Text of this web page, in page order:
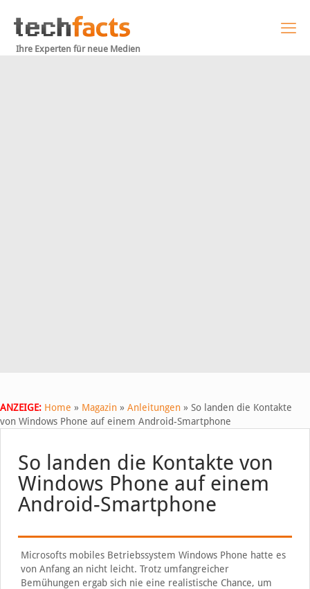
Ihre Experten für neue Medien
ANZEIGE: Home » Magazin » Anleitungen » So landen die Kontakte
von Windows Phone auf einem Android-Smartphone
So landen die Kontakte von
Windows Phone auf einem
Android-Smartphone
Microsofts mobiles Betriebssystem Windows Phone hatte es
von Anfang an nicht leicht. Trotz umfangreicher
Bemühungen ergab sich nie eine realistische Chance, um